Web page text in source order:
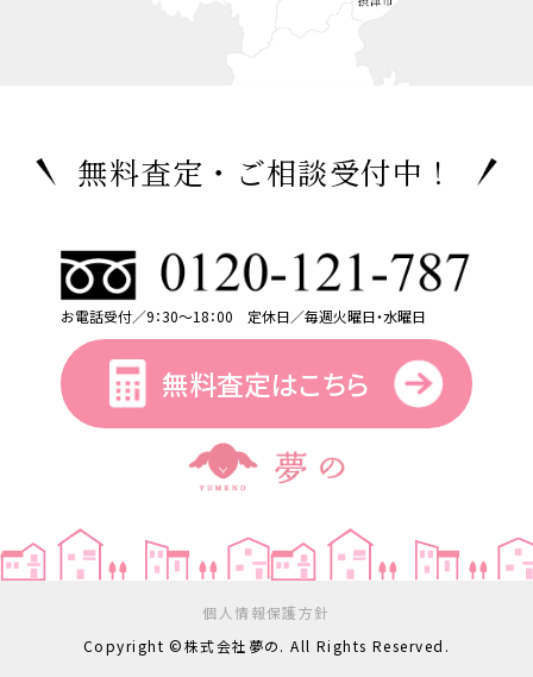
無料査定・ご相談受付中！
お電話受付／9：30～18：00 定休日／毎週火曜日・水曜日
無料査定はこちら
個人情報保護方針
Copyright ©株式会社夢の. All Rights Reserved.